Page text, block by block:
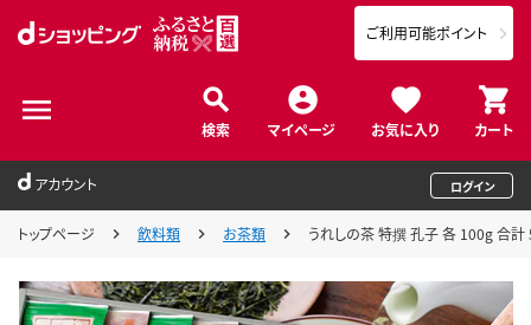
検索 マイページ お気に入り カート
ご利用可能ポイント
アカウント ログイン
トップページ 飲料類 お茶類 うれしの茶 特撰 孔子 各 100g 合